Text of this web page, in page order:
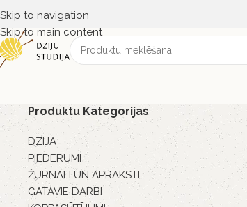
Skip to navigation
Skip to main content
Produktu Kategorijas
DZIJA
PIEDERUMI
ŽURNĀLI UN APRAKSTI
GATAVIE DARBI